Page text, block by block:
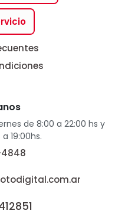
de 8:00 a 22:00 hs y
19:00hs.